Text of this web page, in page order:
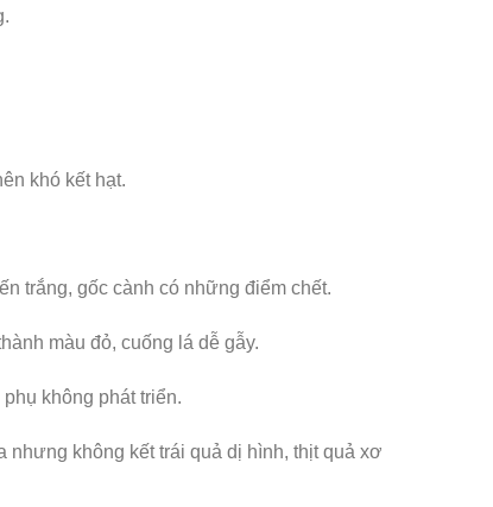
khó kết hạt.
trắng, gốc cành có những điểm chết.
màu đỏ, cuống lá dễ gẫy.
không phát triển.
nhưng không kết trái quả dị hình, thịt quả xơ